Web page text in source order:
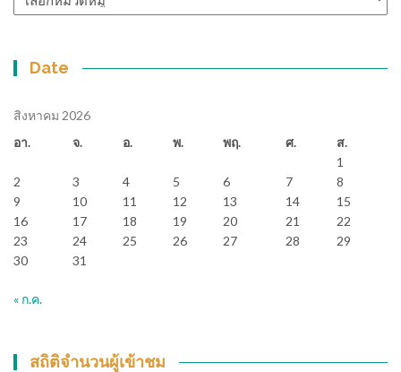
หมู่
Date
สิงหาคม 2026
อา.
จ. อ. พ. พฤ. ศ.
ส.
1
2
3 4 5 6 7
8
9
10 11 12 13 14
15
16
17 18 19 20 21
22
23
24 25 26 27 28
29
30
31
« ก.ค.
สถิติจำนวนผู้เข้าชม